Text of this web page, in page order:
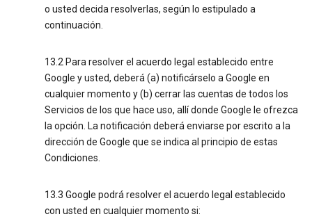
o usted decida resolverlas, según lo estipulado a
continuación.
13.2 Para resolver el acuerdo legal establecido entre
Google y usted, deberá (a) notificárselo a Google en
cualquier momento y (b) cerrar las cuentas de todos los
Servicios de los que hace uso, allí donde Google le ofrezca
la opción. La notificación deberá enviarse por escrito a la
dirección de Google que se indica al principio de estas
Condiciones.
13.3 Google podrá resolver el acuerdo legal establecido
con usted en cualquier momento si: